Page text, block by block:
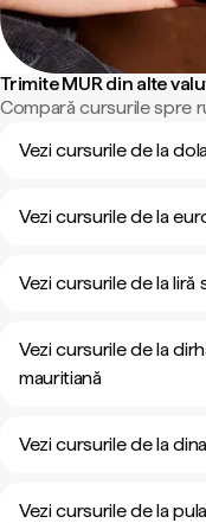
Trimite MUR din alte
Compară cursurile spre
Vezi cursurile de la
Vezi cursurile de la
Vezi cursurile de la liră
Vezi cursurile de la
mauritiană
Vezi cursurile de la
Vezi cursurile de la